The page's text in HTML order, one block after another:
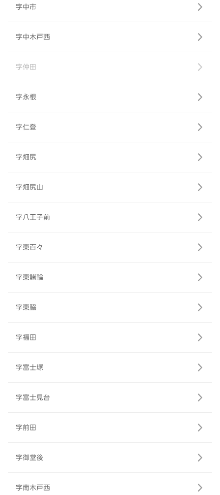
字中市
字中木戸西
字仲田
字永根
字仁登
字畑尻
字畑尻山
字八王子前
字東百々
字東諸輪
字東脇
字福田
字富士塚
字富士見台
字前田
字御堂後
字南木戸西